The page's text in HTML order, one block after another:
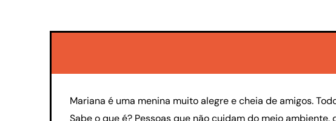
Mariana é uma menina muito alegre e cheia de amigos.
Sabe o que é? Pessoas que não cuidam do meio